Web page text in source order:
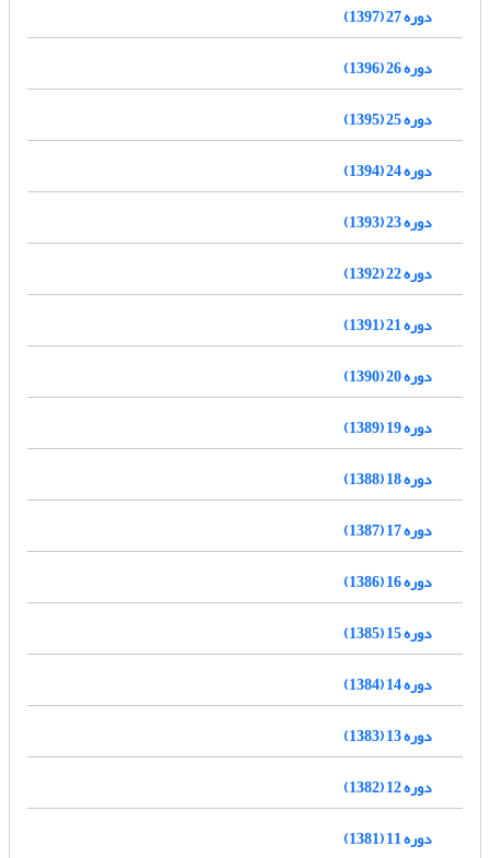
دوره 27 (1397)
دوره 26 (1396)
دوره 25 (1395)
دوره 24 (1394)
دوره 23 (1393)
دوره 22 (1392)
دوره 21 (1391)
دوره 20 (1390)
دوره 19 (1389)
دوره 18 (1388)
دوره 17 (1387)
دوره 16 (1386)
دوره 15 (1385)
دوره 14 (1384)
دوره 13 (1383)
دوره 12 (1382)
دوره 11 (1381)